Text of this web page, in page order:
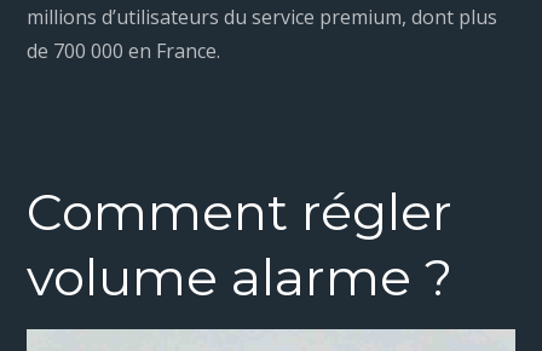
millions d’utilisateurs du service premium, dont plus
de 700 000 en France.
Comment régler
volume alarme ?